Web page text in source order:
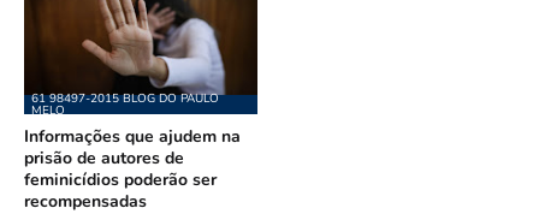
61 98497-2015 BLOG DO PAULO
MELO
Informações que ajudem na
prisão de autores de
feminicídios poderão ser
recompensadas